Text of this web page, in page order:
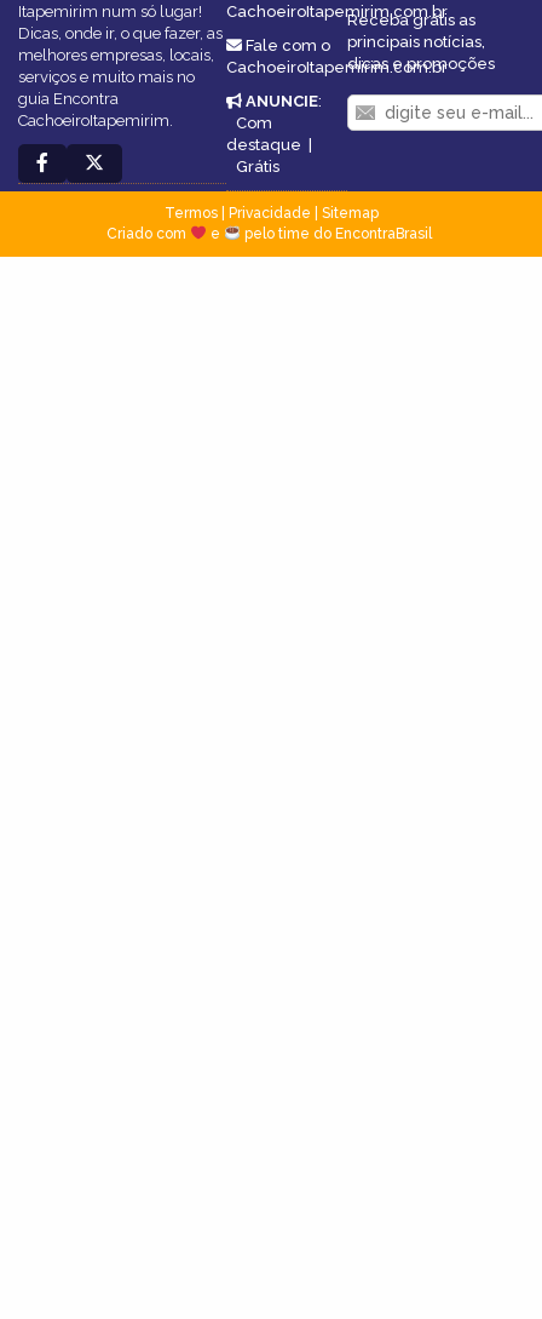
Itapemirim num só lugar!
Dicas, onde ir, o que fazer, as
melhores empresas, locais,
serviços e muito mais no
guia Encontra
CachoeiroItapemirim.
CachoeiroItapemirim.com.br
Fale com o
CachoeiroItapemirim.com.br
ANUNCIE:
Com
destaque |
Grátis
Receba grátis as
principais notícias,
dicas e promoções
Termos| Privacidade
Sitemap
Criado com
e pelo time do EncontraBrasil